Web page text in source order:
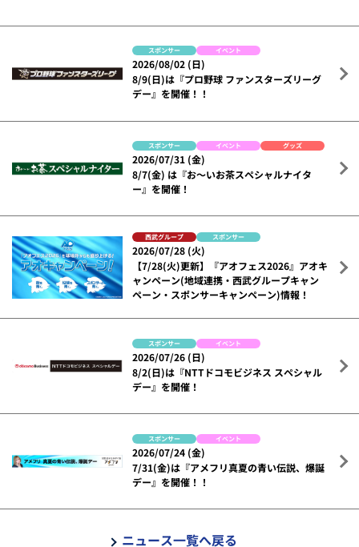
スポンサー イベント
2026/08/02 (日)
8/9(日)は『プロ野球 ファンスターズリーグ
デー』を開催！！
スポンサー イベント グッズ
2026/07/31 (金)
8/7(金) は『お～いお茶スペシャルナイタ
ー』を開催！
西武グループ スポンサー
2026/07/28 (火)
【7/28(火)更新】『アオフェス2026』アオキ
ャンペーン(地域連携・西武グループキャン
ペーン・スポンサーキャンペーン)情報！
スポンサー イベント
2026/07/26 (日)
8/2(日)は『NTTドコモビジネス スペシャル
デー』を開催！
スポンサー イベント
2026/07/24 (金)
7/31(金)は『アメフリ真夏の青い伝説、爆誕
デー』を開催！！
ニュース一覧へ戻る